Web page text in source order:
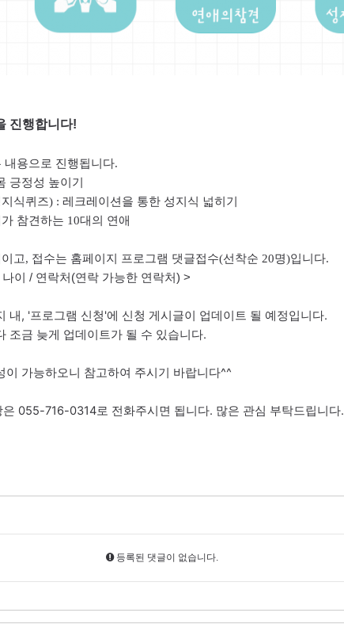
진행합니다!
내용으로 진행됩니다.
긍정성 높이기
식퀴즈) : 레크레이션을 통한 성지식 넓히기
참견하는 10대의 연애
고, 접수는 홈페이지 프로그램 댓글접수(선착순 20명)입니다.
이 / 연락처(연락 가능한 연락처) >
내, '프로그램 신청'에 신청 게시글이 업데이트 될 예정입니다.
조금 늦게 업데이트가 될 수 있습니다.
이 가능하오니 참고하여 주시기 바랍니다^^
055-716-0314로 전화주시면 됩니다. 많은 관심 부탁드립니다.
등록된 댓글이 없습니다.